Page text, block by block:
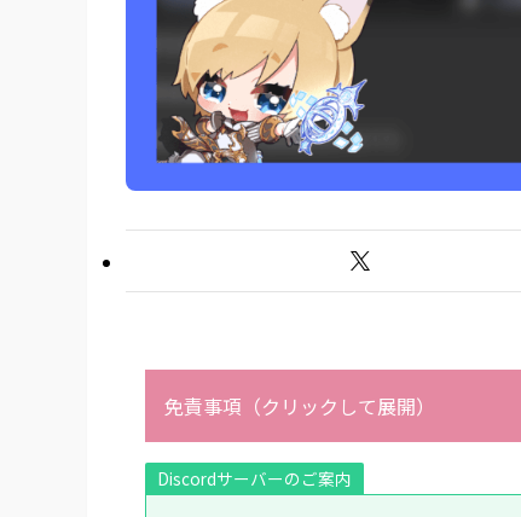
免責事項（クリックして展開）
Discordサーバーのご案内